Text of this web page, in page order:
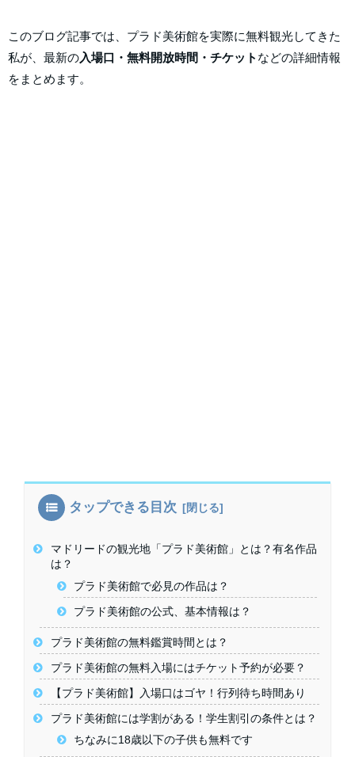
このブログ記事では、プラド美術館を実際に無料観光してきた
私が、最新の入場口・無料開放時間・チケット などの詳細情報
をまとめます。
タップできる目次
マドリードの観光地「プラド美術館」とは？有名作品
は？
プラド美術館で必見の作品は？
プラド美術館の公式、基本情報は？
プラド美術館の無料鑑賞時間とは？
プラド美術館の無料入場にはチケット予約が必要？
【プラド美術館】入場口はゴヤ！行列待ち時間あり
プラド美術館には学割がある！学生割引の条件とは？
ちなみに18歳以下の子供も無料です